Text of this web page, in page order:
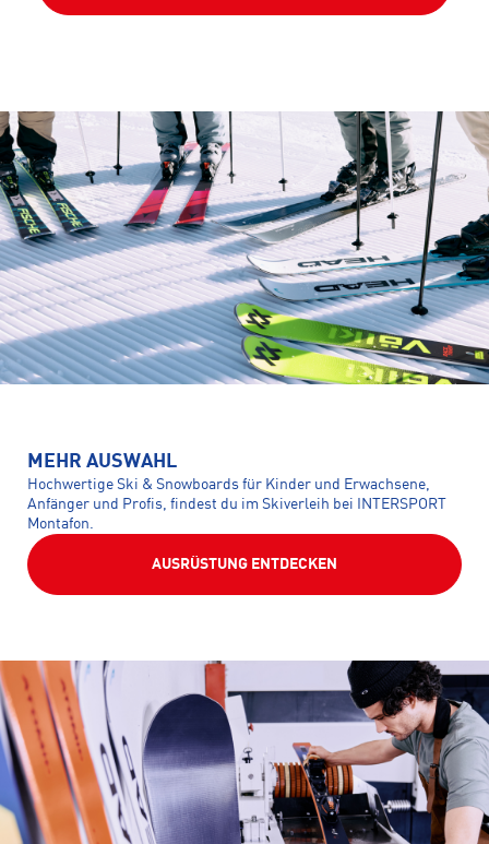
MEHR AUSWAHL
Hochwertige Ski & Snowboards für Kinder und Erwachsene,
Anfänger und Profis, findest du im Skiverleih bei INTERSPORT
Montafon.
AUSRÜSTUNG ENTDECKEN